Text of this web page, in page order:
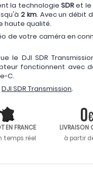
la technologie SDRet le
2 km. Avec un débit
haute qualité.
de votre caméra en
le DJI SDR
fonctionnent avec
C.
DJI SDR Transmission.
EN FRANCE
temps réel
LIVRAISON
à partir